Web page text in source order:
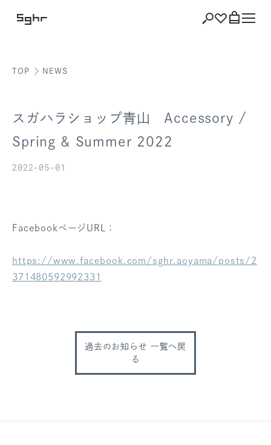
ショッピング バッグを見る
お気に入り
TOP NEWS
スガハラショップ青山 Accessory /
Spring & Summer 2022
2022-05-01
FacebookページURL：
https://www.facebook.com/sghr.aoyama/posts/2
371480592992331
過去のお知らせ 一覧へ戻
る